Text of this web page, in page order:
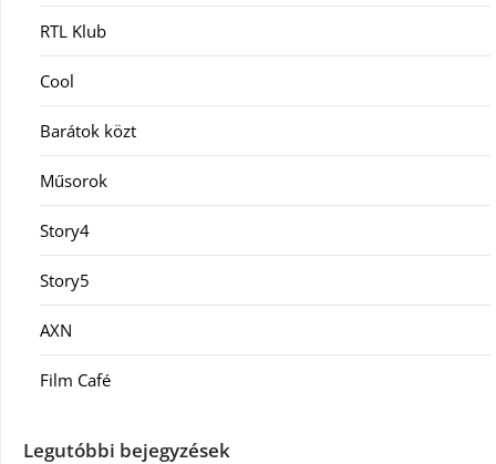
RTL Klub
Cool
Barátok közt
Műsorok
Story4
Story5
AXN
Film Café
Legutóbbi bejegyzések